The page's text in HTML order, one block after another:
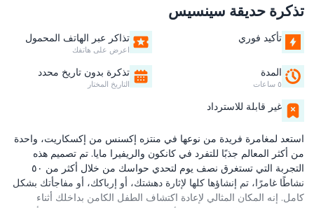
تذكرة حديقة سينسيس
تأكيد فوري تذاكر عبر الهاتف المحمول
اعرض على هاتفك
المدة
٥ ساعات
تذكرة بدون تاريخ محدد
التاريخ المختار
غير قابلة للاسترداد
استعد لمغامرة فريدة من نوعها في منتزه إكسنس من إكسكاريت، واحدة
من أكثر المعالم جذبًا للتفرد في كانكون والريفيرا مايا. تم تصميم هذه
التجربة التي تستغرق نصف يوم لتحدي حواسك من خلال أكثر من ٥٠
نشاطًا غامرًا، تم إنشاؤها كلها لإثارة دهشتك، أو إرباكك، أو مفاجأتك بشكل
كامل. إنه المكان المثالي لإعادة اكتشاف الطفل الكامن بداخلك أثناء